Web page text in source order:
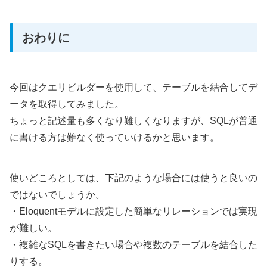
おわりに
今回はクエリビルダーを使用して、テーブルを結合してデ
ータを取得してみました。
ちょっと記述量も多くなり難しくなりますが、SQLが普通
に書ける方は難なく使っていけるかと思います。
使いどころとしては、下記のような場合には使うと良いの
ではないでしょうか。
・Eloquentモデルに設定した簡単なリレーションでは実現
が難しい。
・複雑なSQLを書きたい場合や複数のテーブルを結合した
りする。